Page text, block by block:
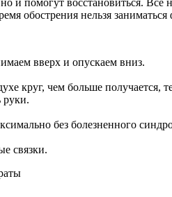
и помогут восстановиться.
обострения нельзя заниматься
вверх и опускаем вниз.
круг, чем больше получается,
руки.
без болезненного
связки.